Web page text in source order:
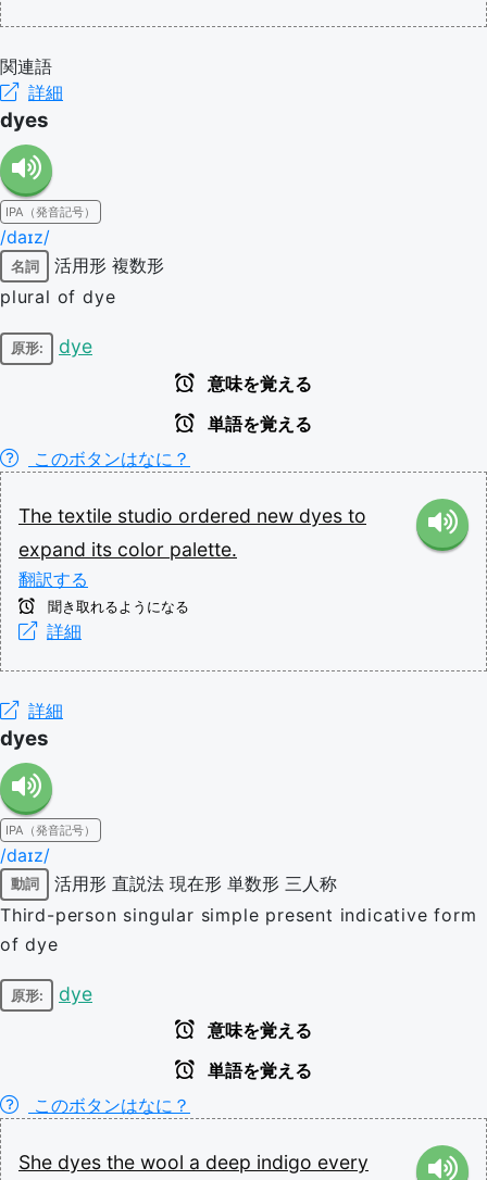
関連語
詳細
dyes
IPA（発音記号）
/daɪz/
名詞 活用形 複数形
plural of dye
原形: dye
意味を覚える
単語を覚える
このボタンはなに？
The textile studio ordered new dyes to
expand its color palette.
翻訳する
聞き取れるようになる
詳細
詳細
dyes
IPA（発音記号）
/daɪz/
動詞 活用形 直説法 現在形 単数形 三人称
Third-person singular simple present indicative form
of dye
原形: dye
意味を覚える
単語を覚える
このボタンはなに？
She dyes the wool a deep indigo every